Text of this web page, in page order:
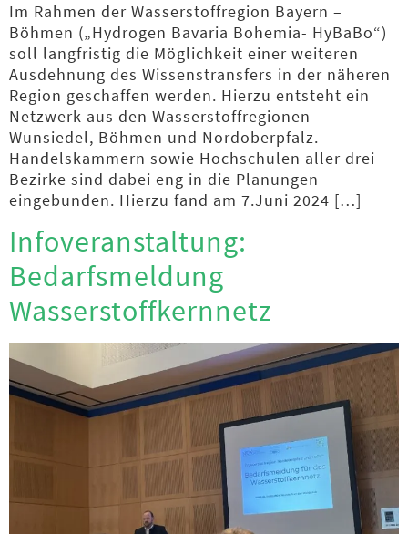
Im Rahmen der Wasserstoffregion Bayern –
Böhmen („Hydrogen Bavaria Bohemia- HyBaBo“)
soll langfristig die Möglichkeit einer weiteren
Ausdehnung des Wissenstransfers in der näheren
Region geschaffen werden. Hierzu entsteht ein
Netzwerk aus den Wasserstoffregionen
Wunsiedel, Böhmen und Nordoberpfalz.
Handelskammern sowie Hochschulen aller drei
Bezirke sind dabei eng in die Planungen
eingebunden. Hierzu fand am 7.Juni 2024 […]
Infoveranstaltung:
Bedarfsmeldung
Wasserstoffkernnetz